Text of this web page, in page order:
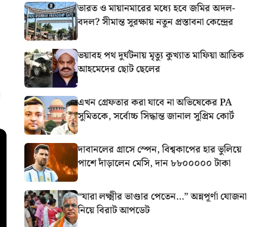
ভারত ও মায়ানমারের মধ্যে হবে জমির অদল-
বদল? সীমান্ত সুরক্ষায় নতুন প্রস্তাবনা কেন্দ্রের
ভয়াবহ পথ দুর্ঘটনায় মৃত্যু কুখ্যাত মাফিয়া আতিক
আহমেদের ছোট ছেলের
এখন গ্রেফতার করা যাবে না অভিষেকের PA
সুমিতকে, সর্বোচ্চ সিদ্ধান্ত জানাল সুপ্রিম কোর্ট
দাবানলের গ্রাসে স্পেন, বিশ্বকাপের হার ভুলিয়ে
পাশে দাঁড়ালেন মেসি, দান ৮৮০০০০০ টাকা
“যারা লক্ষ্মীর ভাণ্ডার পেতেন…” অন্নপূর্ণা যোজনা
নিয়ে বিরাট আপডেট